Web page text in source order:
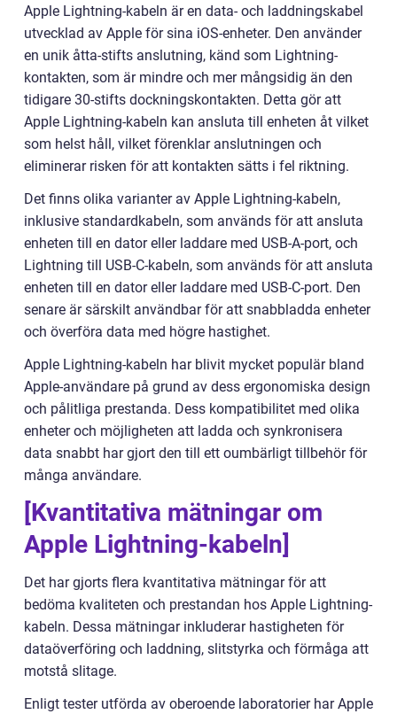
Apple Lightning-kabeln är en data- och laddningskabel
utvecklad av Apple för sina iOS-enheter. Den använder
en unik åtta-stifts anslutning, känd som Lightning-
kontakten, som är mindre och mer mångsidig än den
tidigare 30-stifts dockningskontakten. Detta gör att
Apple Lightning-kabeln kan ansluta till enheten åt vilket
som helst håll, vilket förenklar anslutningen och
eliminerar risken för att kontakten sätts i fel riktning.
Det finns olika varianter av Apple Lightning-kabeln,
inklusive standardkabeln, som används för att ansluta
enheten till en dator eller laddare med USB-A-port, och
Lightning till USB-C-kabeln, som används för att ansluta
enheten till en dator eller laddare med USB-C-port. Den
senare är särskilt användbar för att snabbladda enheter
och överföra data med högre hastighet.
Apple Lightning-kabeln har blivit mycket populär bland
Apple-användare på grund av dess ergonomiska design
och pålitliga prestanda. Dess kompatibilitet med olika
enheter och möjligheten att ladda och synkronisera
data snabbt har gjort den till ett oumbärligt tillbehör för
många användare.
[Kvantitativa mätningar om
Apple Lightning-kabeln]
Det har gjorts flera kvantitativa mätningar för att
bedöma kvaliteten och prestandan hos Apple Lightning-
kabeln. Dessa mätningar inkluderar hastigheten för
dataöverföring och laddning, slitstyrka och förmåga att
motstå slitage.
Enligt tester utförda av oberoende laboratorier har Apple